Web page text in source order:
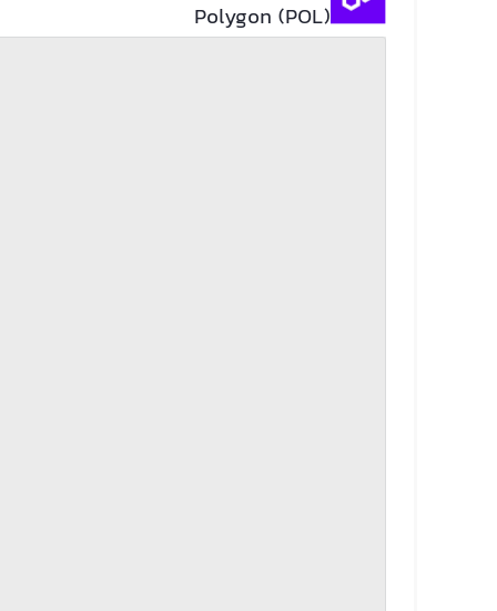
Polygon (POL)